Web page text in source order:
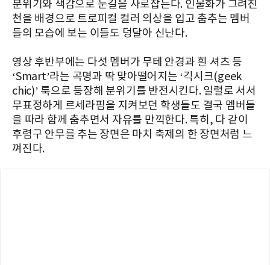
분위기와 색감으로 눈길을 사로잡는다. 인물화가 그려진
천을 배경으로 트로피컬 컬러 의상을 입고 춤추는 멤버
들의 모습에 보는 이들도 덩달아 신난다.
영상 후반부에는 다섯 멤버가 무테 안경과 흰 셔츠 등
‘Smart’라는 곡명과 딱 맞아떨어지는 ‘긱시크(geek
chic)’ 룩으로 등장해 분위기를 반전시킨다. 일렬로 서서
무표정하게 르세라핌을 지켜보던 학생들도 결국 멤버들
을 따라 함께 춤추면서 자유를 만끽한다. 특히, 다 같이
후렴구 안무를 추는 장면은 마치 축제의 한 장면처럼 느
껴진다.